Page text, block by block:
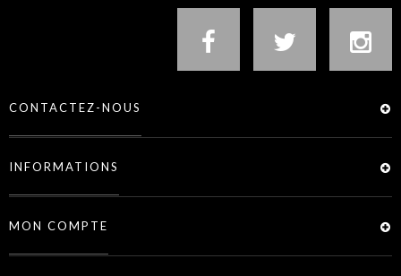
CONTACTEZ-NOUS
INFORMATIONS
MON COMPTE